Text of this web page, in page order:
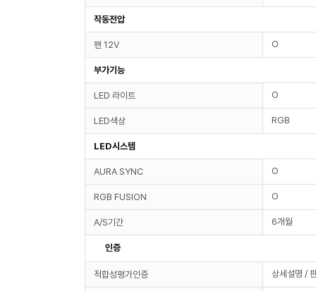
작동전압
팬 12V O
부가기능
LED 라이트 O
LED색상 RGB
LED시스템
AURA SYNC O
RGB FUSION O
A/S기간 6개월
인증
적합성평가인증 상세설명 /